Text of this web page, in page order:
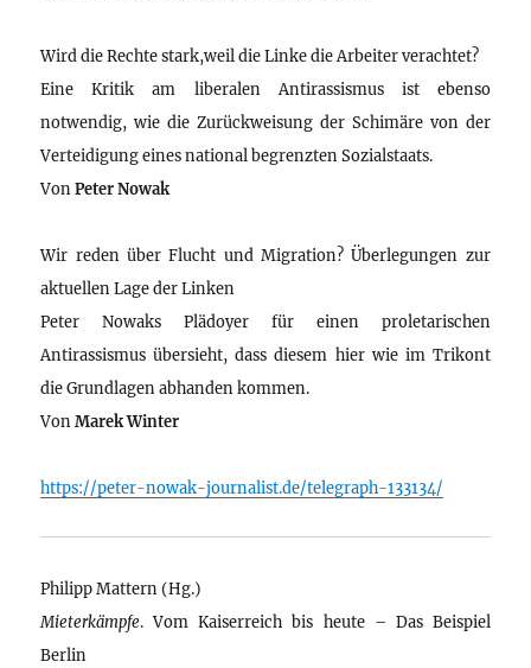
Wird die Rechte stark,weil die Linke die Arbeiter verachtet?
Eine Kritik am liberalen Antirassismus ist ebenso
notwendig, wie die Zurückweisung der Schimäre von der
Verteidigung eines national begrenzten Sozialstaats.
VonPeter Nowak
Wir reden über Flucht und Migration? Überlegungen zur
aktuellen Lage der Linken
Peter Nowaks Plädoyer für einen proletarischen
Antirassismus übersieht, dass diesem hier wie im Trikont
die Grundlagen abhanden kommen.
VonMarek Winter
https://peter-nowak-journalist.de/telegraph-133134/
Philipp Mattern (Hg.)
Mieterkämpfe. Vom Kaiserreich bis heute – Das Beispiel
Berlin